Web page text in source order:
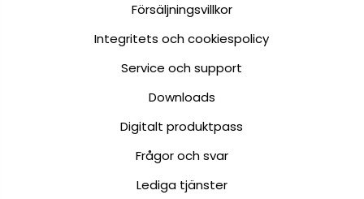
Försäljningsvillkor
Integritets och cookiespolicy
Service och support
Downloads
Digitalt produktpass
Frågor och svar
Lediga tjänster